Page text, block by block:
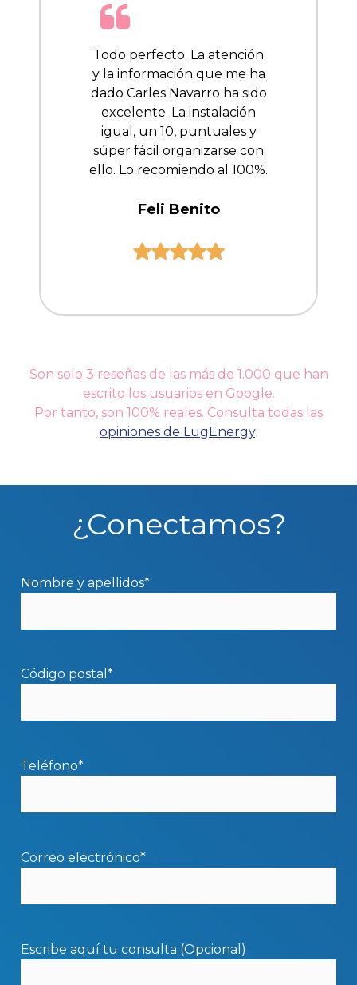
Todo perfecto. La atención
y la información que me ha
dado Carles Navarro ha sido
excelente. La instalación
igual, un 10, puntuales y
súper fácil organizarse con
ello. Lo recomiendo al 100%.
Feli Benito
Son solo 3 reseñas de las más de 1.000 que han
escrito los usuarios en Google.
Por tanto, son 100% reales. Consulta todas las
opiniones de LugEnergy.
¿Conectamos?
Nombre y apellidos*
Código postal*
Teléfono*
Correo electrónico*
Escribe aquí tu consulta (Opcional)